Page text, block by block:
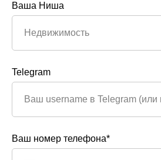
Ваша Ниша
Telegram
Ваш номер телефона*